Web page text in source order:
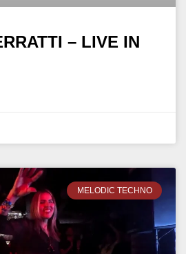
– LIVE IN
MELODIC TECHNO